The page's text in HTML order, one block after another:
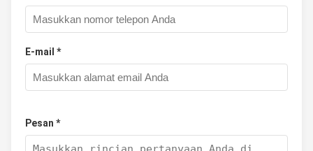
E-mail *
Pesan *